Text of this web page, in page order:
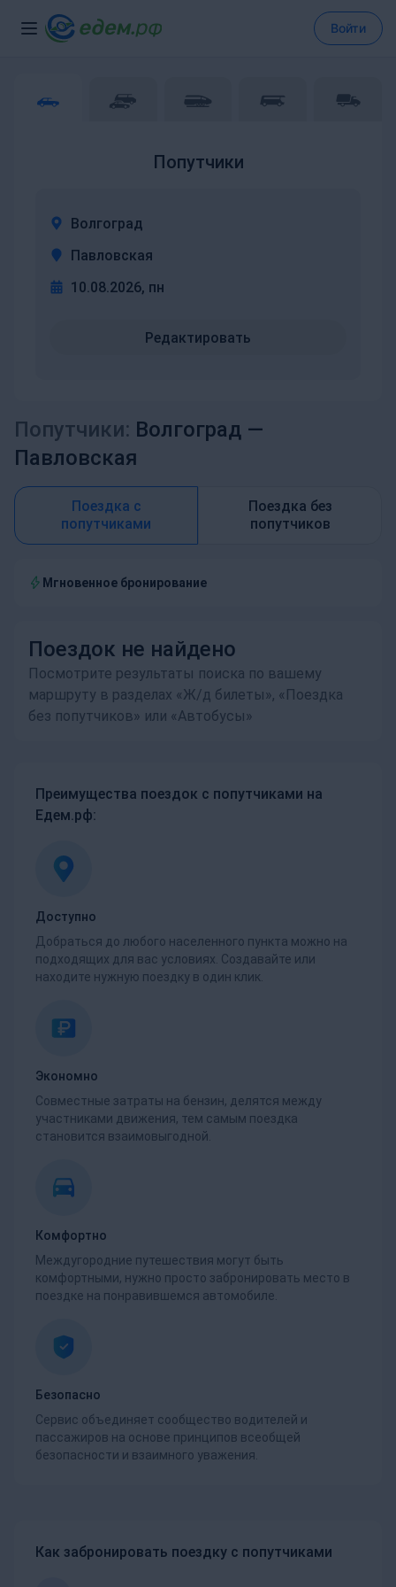
Войти
Попутчики
Волгоград
Павловская
10.08.2026, пн
Редактировать
Попутчики: Волгоград —
Павловская
Поездка с
попутчиками
Поездка без
попутчиков
Мгновенное бронирование
Поездок не найдено
Посмотрите результаты поиска по вашему
маршруту в разделах «Ж/д билеты», «Поездка
без попутчиков» или «Автобусы»
Преимущества поездок с попутчиками на
Едем.рф:
Доступно
Добраться до любого населенного пункта можно на
подходящих для вас условиях. Создавайте или
находите нужную поездку в один клик.
Экономно
Совместные затраты на бензин, делятся между
участниками движения, тем самым поездка
становится взаимовыгодной.
Комфортно
Междугородние путешествия могут быть
комфортными, нужно просто забронировать место в
поездке на понравившемся автомобиле.
Безопасно
Сервис объединяет сообщество водителей и
пассажиров на основе принципов всеобщей
безопасности и взаимного уважения.
Как забронировать поездку с попутчиками